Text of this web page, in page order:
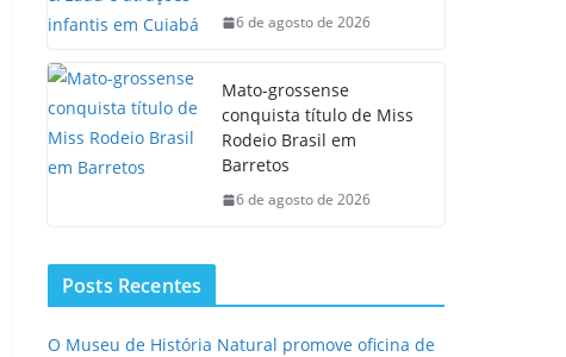
6 de agosto de 2026
Mato-grossense
conquista título de Miss
Rodeio Brasil em
Barretos
6 de agosto de 2026
Posts Recentes
O Museu de História Natural promove oficina de